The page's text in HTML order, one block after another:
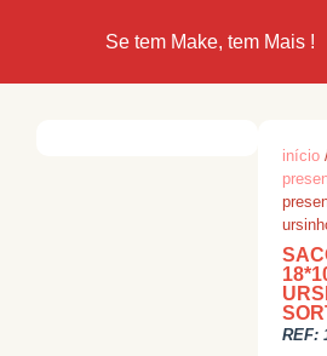
Se tem Make, tem Mais !
início
REF: